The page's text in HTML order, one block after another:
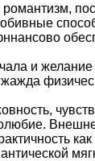
и желание